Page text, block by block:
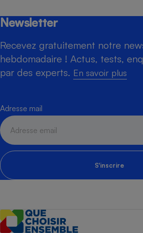
Newsletter
Recevez gratuitement notre
hebdomadaire ! Actus, tests,
par des experts. En savoir plus
Adresse mail
S'inscrire